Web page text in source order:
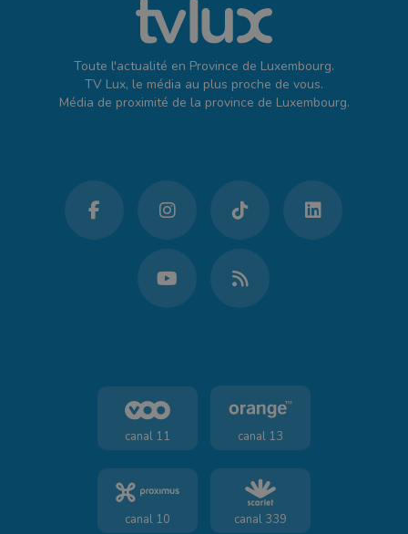
Toute l'actualité en Province de Luxembourg.
TV Lux, le média au plus proche de vous.
Média de proximité de la province de Luxembourg.
canal 11 canal 13
canal 10 canal 339